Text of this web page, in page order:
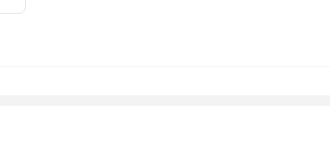
sinh, kho, tầng hầm...Với thiết kế hiện đại, sang trọng mang